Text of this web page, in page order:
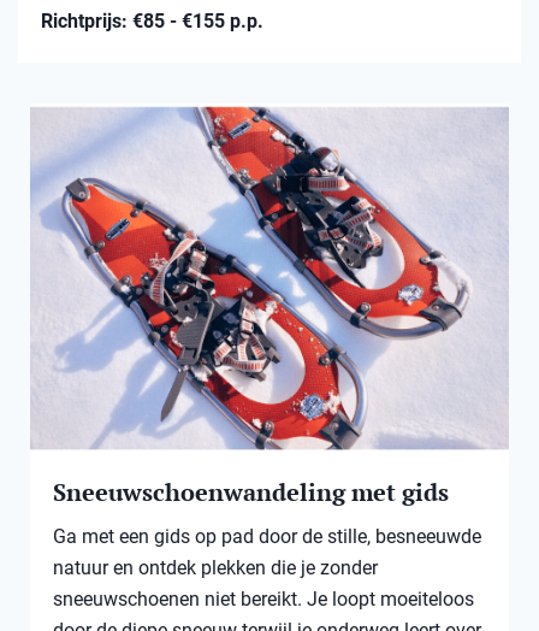
Richtprijs: €85 - €155 p.p.
Sneeuwschoenwandeling met gids
Ga met een gids op pad door de stille, besneeuwde
natuur en ontdek plekken die je zonder
sneeuwschoenen niet bereikt. Je loopt moeiteloos